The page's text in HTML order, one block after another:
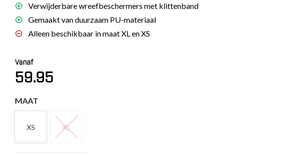
Verwijderbare wreefbeschermers met klittenband
Gemaakt van duurzaam PU-materiaal
Alleen beschikbaar in maat XL en XS
Vanaf
59.95
MAAT
XS
XS
XL
XL